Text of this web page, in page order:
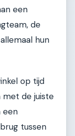
een
de
hun
op tijd
de juiste
een
tussen